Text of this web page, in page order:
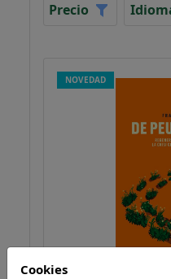
Precio
NOVEDAD
Cookies